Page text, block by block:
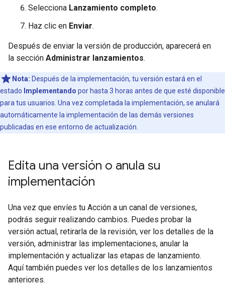
Selecciona Lanzamiento completo.
Haz clic en Enviar.
Después de enviar la versión de producción, aparecerá en
la sección Administrar lanzamientos.
Nota: Después de la implementación, tu versión estará en el
estado Implementando por hasta 3 horas antes de que esté disponible
para tus usuarios. Una vez completada la implementación, se anulará
automáticamente la implementación de las demás versiones
publicadas en ese entorno de actualización.
Edita una versión o anula su
implementación
Una vez que envíes tu Acción a un canal de versiones,
podrás seguir realizando cambios. Puedes probar la
versión actual, retirarla de la revisión, ver los detalles de la
versión, administrar las implementaciones, anular la
implementación y actualizar las etapas de lanzamiento.
Aquí también puedes ver los detalles de los lanzamientos
anteriores.